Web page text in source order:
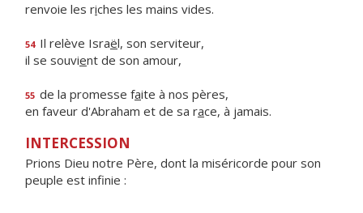
renvoie les riches les mains vides.
54 Il relève Israël, son serviteur,
il se souvient de son amour,
55 de la promesse faite à nos pères,
en faveur d'Abraham et de sa race, à jamais.
INTERCESSION
Prions Dieu notre Père, dont la miséricorde pour son
peuple est infinie :